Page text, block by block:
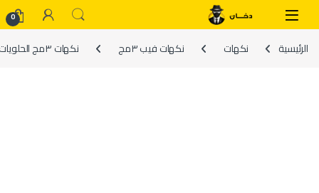
Skip to navigation
Skip to content
0
الرئيسية نكهات نكهات فيب ٣مج نكهات ٣مج الحلويات